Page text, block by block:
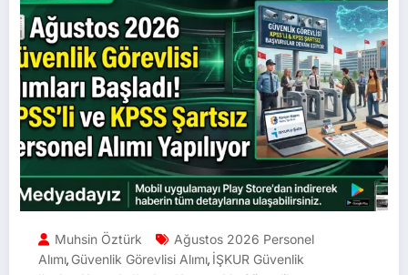
Muhsin Öztürk
Ağustos 2026 Personel
Alımı, Güvenlik Görevlisi Alımı, İŞKUR Güvenlik